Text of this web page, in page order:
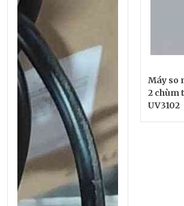
Máy so
2 chùm
UV3102